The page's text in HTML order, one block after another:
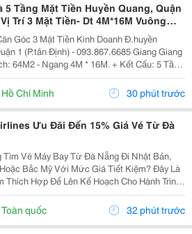
5 Tầng Mặt Tiền Huyền Quang, Quận
Trí 3 Mặt Tiền- Dt 4M*16M Vuông
Chủ Giang Giang Xem Nhà
Góc 3 Mặt Tiền Kinh Doanh Đ.huyền
1 (P.tân Định) - 093.867.6685 Giang Giang
64M2 - Ngang 4M * 16M. + Kết Cấu: 5 Tầng
Thượng - 5Pn. + Sổ Hồng Vuông Đẹp -
Chuẩn. + Chủ Chào: 25T. *...
Hồ Chí Minh 30 phút trước
Ưu Đãi Đến 15% Giá Vé Từ Đà
Tìm Vé Máy Bay Từ Đà Nẵng Đi Nhật Bản,
Bắc Mỹ Với Mức Giá Tiết Kiệm? Đây Là
Thích Hợp Để Lên Kế Hoạch Cho Hành Trình
Và Đầu Năm 2027. China Airlines Ưu Đãi Đến
Vé Từ Đà Nẵng Cho Nhiều Điểm Đến Quốc
Toàn quốc 32 phút trước